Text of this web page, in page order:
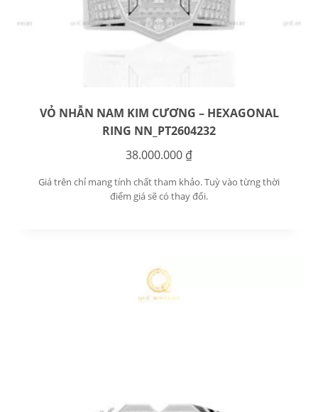
VỎ NHẪN NAM KIM CƯƠNG – HEXAGONAL
RING NN_PT2604232
38.000.000 ₫
Giá trên chỉ mang tính chất tham khảo. Tuỳ vào từng thời
điểm giá sẽ có thay đổi.